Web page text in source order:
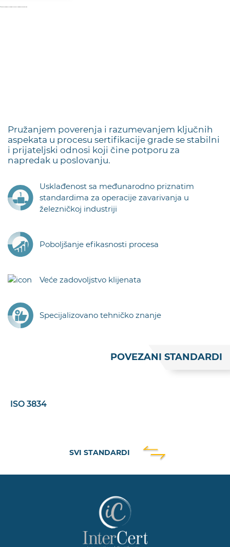
Pružanjem poverenja i razumevanjem ključnih
aspekata u procesu sertifikacije grade se stabilni
i prijateljski odnosi koji čine potporu za
napredak u poslovanju.
Usklađenost sa međunarodno priznatim
standardima za operacije zavarivanja u
železničkoj industriji
Poboljšanje efikasnosti procesa
Veće zadovoljstvo klijenata
Specijalizovano tehničko znanje
POVEZANI STANDARDI
ISO 3834
SVI STANDARDI